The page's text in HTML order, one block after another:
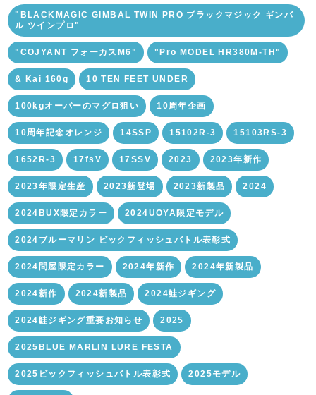
"BLACKMAGIC GIMBAL TWIN PRO ブラックマジック ギンバ
ル ツインプロ"
"COJYANT フォーカスM6" "Pro MODEL HR380M-TH"
& Kai 160g 10 TEN FEET UNDER
100kgオーバーのマグロ狙い 10周年企画
10周年記念オレンジ 14SSP 15102R-3 15103RS-3
1652R-3 17fsV 17SSV 2023 2023年新作
2023年限定生産 2023新登場 2023新製品 2024
2024BUX限定カラー 2024UOYA限定モデル
2024ブルーマリン ビックフィッシュバトル表彰式
2024問屋限定カラー 2024年新作 2024年新製品
2024新作 2024新製品 2024鮭ジギング
2024鮭ジギング重要お知らせ 2025
2025BLUE MARLIN LURE FESTA
2025ビックフィッシュバトル表彰式 2025モデル